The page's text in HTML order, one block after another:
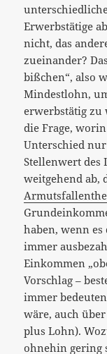
Erwerbstätige
nicht, das
zueinander?
bißchen“, also
Mindestlohn,
erwerbstätig zu
die Frage,
Unterschied
Stellenwert des
weitgehend ab,
haben, wenn es
immer
Einkommen
Vorschlag –
immer
wäre, auch
plus Lohn).
ohnehin gering